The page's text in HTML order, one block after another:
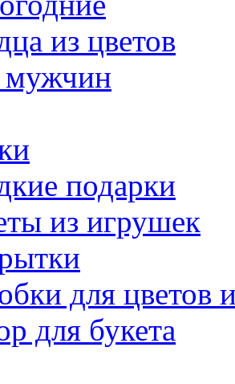
из цветов
подарки
из игрушек
для цветов
для букета